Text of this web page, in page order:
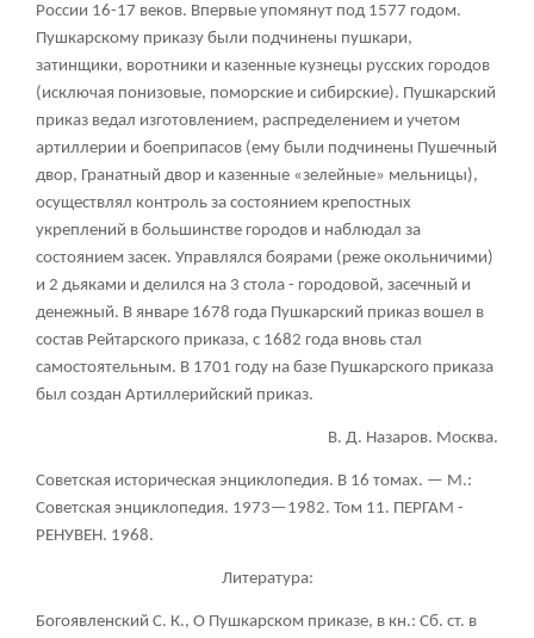
России 16-17 веков. Впервые упомянут под 1577 годом.
Пушкарскому приказу были подчинены пушкари,
затинщики, воротники и казенные кузнецы русских городов
(исключая понизовые, поморские и сибирские). Пушкарский
приказ ведал изготовлением, распределением и учетом
артиллерии и боеприпасов (ему были подчинены Пушечный
двор, Гранатный двор и казенные «зелейные» мельницы),
осуществлял контроль за состоянием крепостных
укреплений в большинстве городов и наблюдал за
состоянием засек. Управлялся боярами (реже окольничими)
и 2 дьяками и делился на 3 стола - городовой, засечный и
денежный. В январе 1678 года Пушкарский приказ вошел в
состав Рейтарского приказа, с 1682 года вновь стал
самостоятельным. В 1701 году на базе Пушкарского приказа
был создан Артиллерийский приказ.
В. Д. Назаров. Москва.
Советская историческая энциклопедия. В 16 томах. — М.:
Советская энциклопедия. 1973—1982. Том 11. ПЕРГАМ -
РЕНУВЕН. 1968.
Литература:
Богоявленский С. К., О Пушкарском приказе, в кн.: Сб. ст. в